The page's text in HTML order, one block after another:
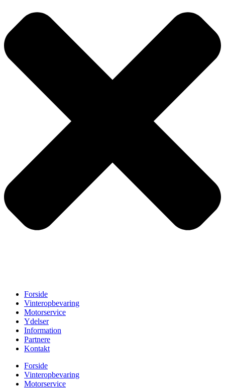
Forside
Vinteropbevaring
Motorservice
Ydelser
Information
Partnere
Kontakt
Forside
Vinteropbevaring
Motorservice